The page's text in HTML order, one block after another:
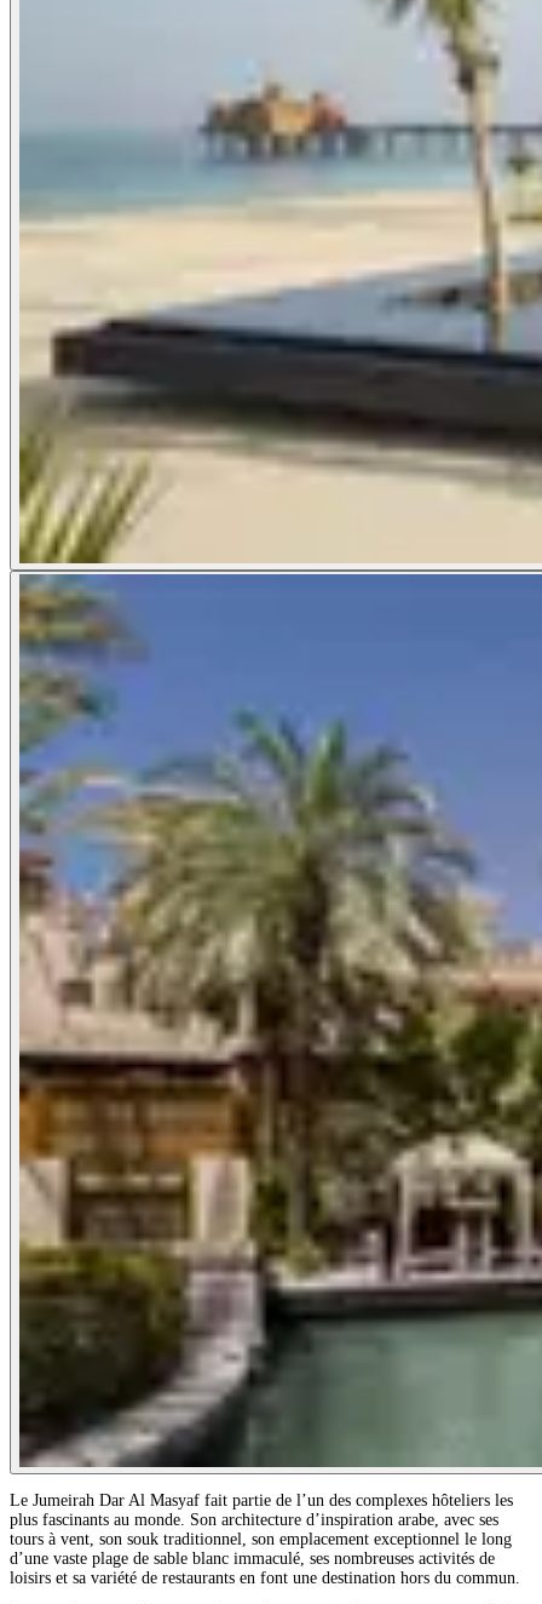
Le Jumeirah Dar Al Masyaf fait partie de l’un des complexes hôteliers les
plus fascinants au monde. Son architecture d’inspiration arabe, avec ses
tours à vent, son souk traditionnel, son emplacement exceptionnel le long
d’une vaste plage de sable blanc immaculé, ses nombreuses activités de
loisirs et sa variété de restaurants en font une destination hors du commun.